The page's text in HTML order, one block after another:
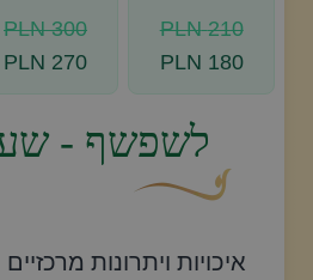
210 PLN
180 PLN
300 PLN
270 PLN
לשפשף -
איכויות ויתרונות מרכזיים